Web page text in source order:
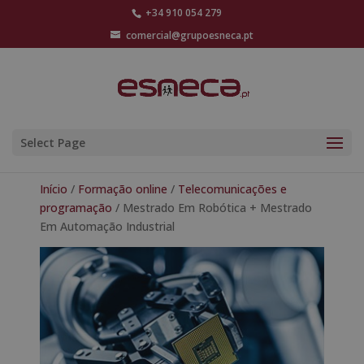
+34 910 054 279
comercial@grupoesneca.pt
Select Page
Início / Formação online / Telecomunicações e
programação / Mestrado Em Robótica + Mestrado
Em Automação Industrial